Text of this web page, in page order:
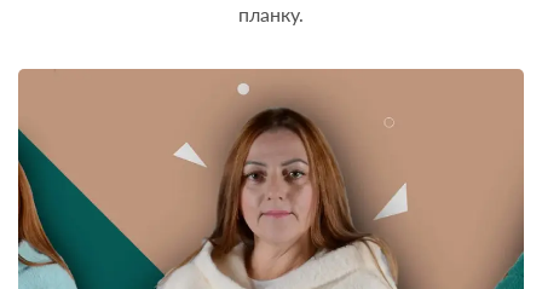
планку.